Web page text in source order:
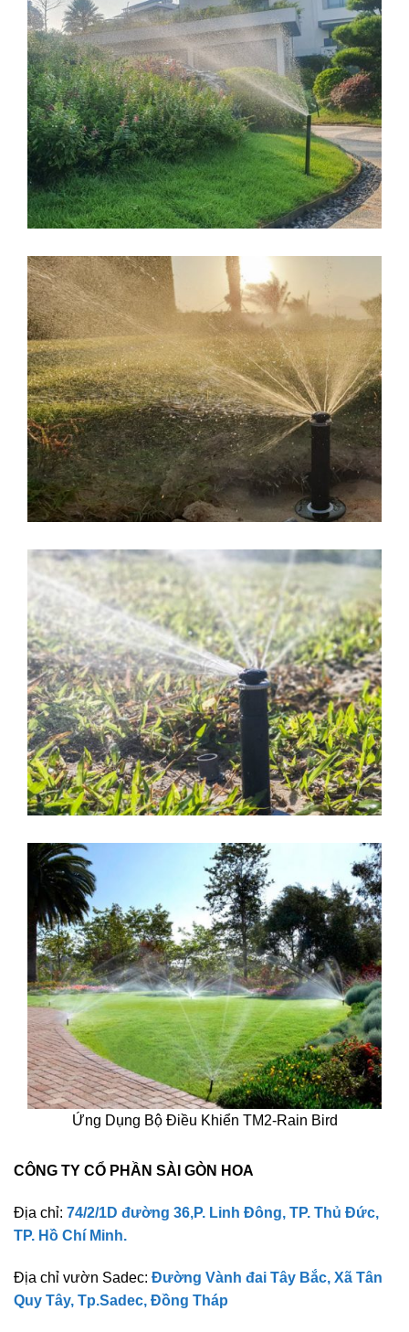
Ứng Dụng Bộ Điều Khiển TM2-Rain Bird
CÔNG TY CỔ PHẦN SÀI GÒN HOA
Địa chỉ: 74/2/1D đường 36,P. Linh Đông, TP. Thủ Đức,
TP. Hồ Chí Minh.
Địa chỉ vườn Sadec: Đường Vành đai Tây Bắc, Xã Tân
Quy Tây, Tp.Sadec, Đồng Tháp